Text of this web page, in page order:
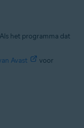
het programma dat
Avast
voor